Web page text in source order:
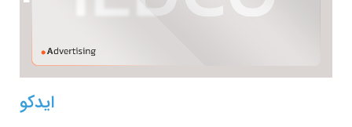
ایدکو